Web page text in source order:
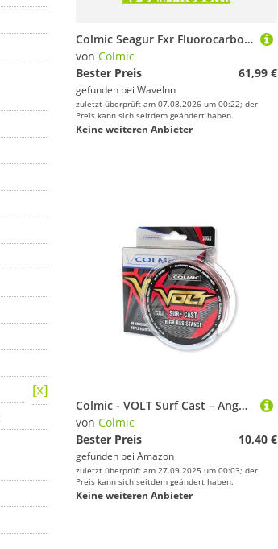
Colmic Seagur Fxr Fluorocarbon 100 M Silber 0.620 mm
von Colmic
Bester Preis
61,99 €
gefunden bei WaveInn
zuletzt überprüft am 07.08.2026 um 00:22; der
Preis kann sich seitdem geändert haben.
Keine weiteren Anbieter
Colmic - VOLT Surf Cast – Angelschnur aus Nylon Made in Japan – hohe Abriebfestigkeit, Anti-Twist, Fluorinharzbeschichtung – Spule 150 m/300 m/1000 m/2000 m (150 m – Durchmesser: 0,128)
von Colmic
Bester Preis
10,40 €
gefunden bei Amazon
zuletzt überprüft am 27.09.2025 um 00:03; der
Preis kann sich seitdem geändert haben.
Keine weiteren Anbieter